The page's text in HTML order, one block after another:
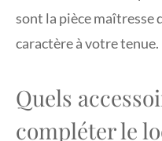
sont la pièce maîtresse
caractère à votre tenue.
Quels
compléter le